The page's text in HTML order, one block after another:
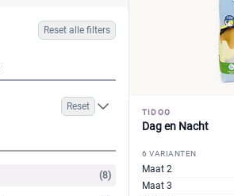
Reset alle filters
Reset
(8)
TIDOO
Dag en Nacht
6 VARIANTEN
Maat 2
Maat 3